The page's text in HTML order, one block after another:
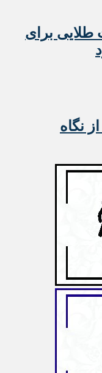
طلایی برای
نگاه